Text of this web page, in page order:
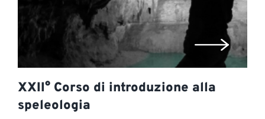
XXII° Corso di introduzione alla
speleologia